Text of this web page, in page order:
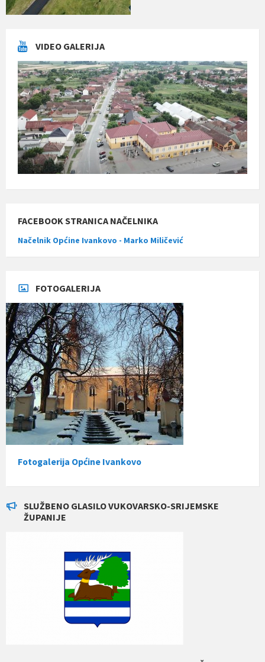
VIDEO GALERIJA
FACEBOOK STRANICA NAČELNIKA
Načelnik Općine Ivankovo - Marko Miličević
FOTOGALERIJA
Fotogalerija Općine Ivankovo
SLUŽBENO GLASILO VUKOVARSKO-SRIJEMSKE
ŽUPANIJE